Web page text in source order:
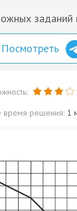
заданий
Посмотреть
время решения: 1